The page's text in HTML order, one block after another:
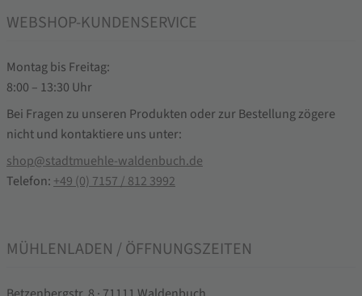
WEBSHOP-KUNDENSERVICE
Montag bis Freitag:
8:00 – 13:30 Uhr
Bei Fragen zu unseren Produkten oder zur Bestellung zögere
nicht und kontaktiere uns unter:
shop@stadtmuehle-waldenbuch.de
Telefon: +49 (0) 7157 / 812 3992
MÜHLENLADEN / ÖFFNUNGSZEITEN